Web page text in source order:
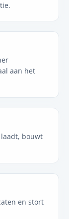
aan het
bouwt
en stort